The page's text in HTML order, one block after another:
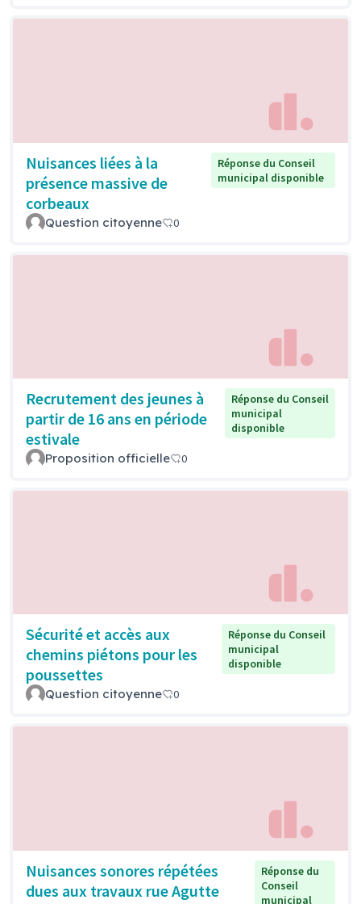
Nuisances liées à la
présence massive de
corbeaux
Réponse du Conseil
municipal disponible
Question citoyenne 0
Recrutement des jeunes à
partir de 16 ans en période
estivale
Réponse du Conseil
municipal
disponible
Proposition officielle 0
Sécurité et accès aux
chemins piétons pour les
poussettes
Réponse du Conseil
municipal
disponible
Question citoyenne 0
Nuisances sonores répétées
dues aux travaux rue Agutte
Réponse du
Conseil
municipal